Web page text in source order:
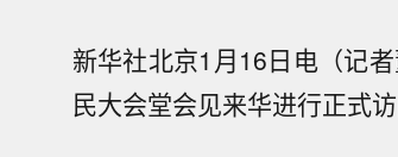
新华社北京1月16日电（记
民大会堂会见来华进行正式